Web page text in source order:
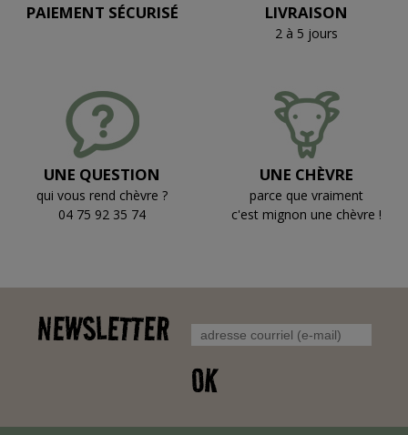
PAIEMENT SÉCURISÉ LIVRAISON
2 à 5 jours
UNE QUESTION
qui vous rend chèvre ?
04 75 92 35 74
UNE CHÈVRE
parce que vraiment
c'est mignon une chèvre !
NEWSLETTER
OK